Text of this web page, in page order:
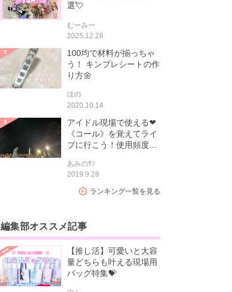
選💘
むーみー
2025.12.28
100均で材料が揃っちゃ
う！ キンブレシートの作
り方🌼
ほの
2020.10.14
アイドル現場で使える❤
《コール》を覚えてライ
ブに行こう！使用頻度...
あみのｻﾝ
2019.9.28
ランキング一覧を見る
編集部オススメ記事
【推し活】可愛いと大容
量どちらも叶える現場用
バッグ特集💝